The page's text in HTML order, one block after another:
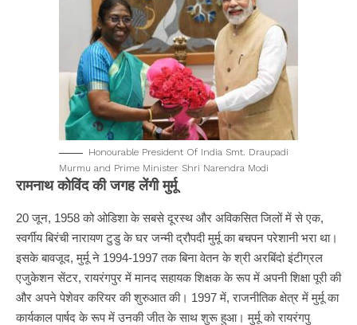
Honourable President Of India Smt. Draupadi
Murmu and Prime Minister Shri Narendra Modi
रामनाथ कोविंद की जगहलेंगीमुर्मू
20 जून, 1958 को ओडिशा के सबसे दूरस्थ और अविकसित जिलों में से एक,
स्वर्गीय बिरंची नारायण टुडु के घर जन्मी द्रौपदी मुर्मू का बचपन परेशानी भरा था।
इसके बावजूद, मुर्मू ने 1994-1997 तक बिना वेतन के श्री अरबिंदो इंटीग्रल
एजुकेशन सेंटर, रायरंगपुर में मानद सहायक शिक्षक के रूप में अपनी शिक्षा पूरी की
और अपने पेशेवर करियर की शुरुआत की। 1997 में, राजनीतिक क्षेत्र में मुर्मू का
कार्यकाल पार्षद के रूप में उनकी जीत के साथ शुरू हुआ। मुर्मू को रायरंगपु